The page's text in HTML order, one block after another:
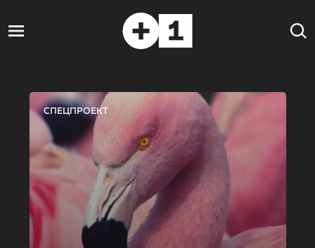
СПЕЦПРОЕКТ